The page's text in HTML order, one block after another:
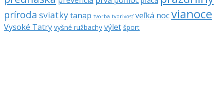
príroda sviatkytanap tvorba tvorivosť veľká nocvianoce
Vysoké Tatry vyšné ružbachy výlet šport